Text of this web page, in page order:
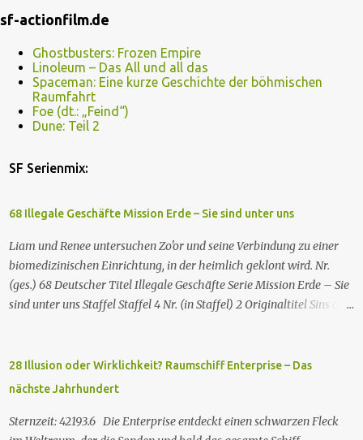
sf-actionfilm.de
Ghostbusters: Frozen Empire
Linoleum – Das All und all das
Spaceman: Eine kurze Geschichte der böhmischen
Raumfahrt
Foe (dt.: „Feind“)
Dune: Teil 2
SF Serienmix:
68 Illegale Geschäfte Mission Erde – Sie sind unter uns
Liam und Renee untersuchen Zo'or und seine Verbindung zu einer
biomedizinischen Einrichtung, in der heimlich geklont wird. Nr.
(ges.) 68 Deutscher Titel Illegale Geschäfte Serie Mission Erde – Sie
sind unter uns Staffel Staffel 4 Nr. (in Staffel) 2 Original­titel Sins of
25. Sep. 2001 Es kommt eine außerirdische Rasse, die Taelons oder
Gefährten genannt wird, auf die Erde. Sie bieten den Menschen auf
Hungersnöte eindämmen, Umweltprobleme lösen und Konflikte
28 Illusion oder Wirklichkeit? Raumschiff Enterprise – Das
nächste Jahrhundert
Sternzeit: 42193.6 Die Enterprise entdeckt einen schwarzen Fleck